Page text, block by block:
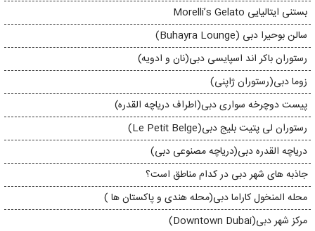
بستنی ایتالیایی Morelli’s Gelato
سالن بوحیرا دبی (Buhayra Lounge)
رستوران باکر اند اسپایسی دبی(نان و ادویه)
زوما دبی(رستوران ژاپنی)
پیست دوچرخه سواری دبی(اطراف دریاچه القدره)
رستوران لی پتیت بلیج دبی(Le Petit Belge)
دریاچه القدره دبی(دریاچه مصنوعی دبی)
جاذبه های شهر دبی در کدام مناطق است؟
محله المنخول کاراما دبی(محله هندی و پاکستان ها )
مرکز شهر دبی(Downtown Dubai)